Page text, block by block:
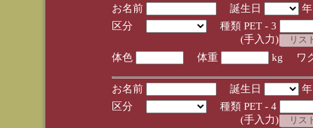
お名前 誕生日
区分
種類 PET - 3
(手入力)
体色
体重 kg ワ
お名前 誕生日
区分
種類 PET - 4
(手入力)